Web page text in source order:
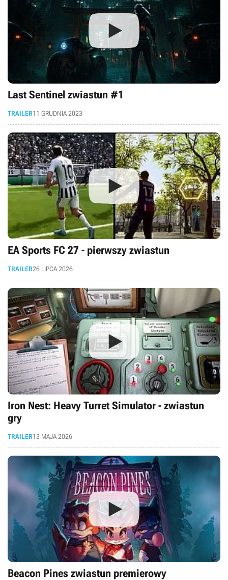
Last Sentinel zwiastun #1
TRAILER11 GRUDNIA 2023
EA Sports FC 27 - pierwszy zwiastun
TRAILER26 LIPCA 2026
Iron Nest: Heavy Turret Simulator - zwiastun
gry
TRAILER13 MAJA 2026
Beacon Pines zwiastun premierowy